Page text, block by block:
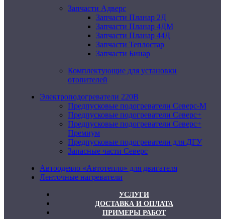
Запчасти Адверс
Запчасти Планар 2Д
Запчасти Планар 4ДМ
Запчасти Планар 44Д
Запчасти Теплостар
Запчасти Бинар
Комплектующие для установки
отопителей
Электроподогреватели 220В
Предпусковые подогреватели Северс-М
Предпусковые подогреватели Северс+
Предпусковые подогреватели Северс+
Премиум
Предпусковые подогреватели для ДГУ
Запасные части Северс
Автоодеяло «Автотепло» для двигателя
Ленточные нагреватели
УСЛУГИ
ДОСТАВКА И ОПЛАТА
ПРИМЕРЫ РАБОТ